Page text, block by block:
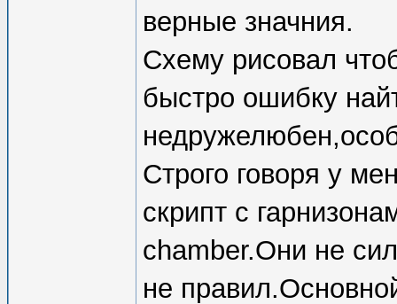
верные значния.
Схему рисовал
быстро ошибку
Строго говоря у
скрипт с
chamber.Они не
не